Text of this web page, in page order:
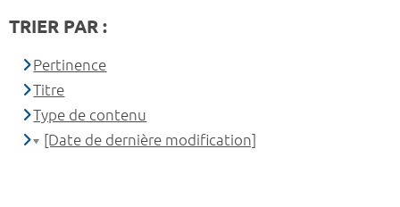
TRIER PAR :
Pertinence
Titre
Type de contenu
[Date de dernière modification]